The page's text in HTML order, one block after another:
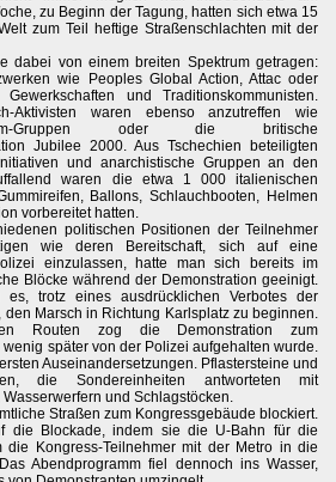
zu Beginn der Tagung, hatten sich etwa 15
zum Teil heftige Straßenschlachten mit der
dabei von einem breiten Spektrum getragen:
wie Peoples Global Action, Attac oder
und Traditionskommunisten.
Aktivisten waren ebenso anzutreffen wie
Gruppen oder die britische
Jubilee 2000. Aus Tschechien beteiligten
und anarchistische Gruppen an den
waren die etwa 1 000 italienischen
Ballons, Schlauchbooten, Helmen
vorbereitet hatten.
politischen Positionen der Teilnehmer
wie deren Bereitschaft, sich auf eine
einzulassen, hatte man sich bereits im
Blöcke während der Demonstration geeinigt.
trotz eines ausdrücklichen Verbotes der
Marsch in Richtung Karlsplatz zu beginnen.
Routen zog die Demonstration zum
wenig später von der Polizei aufgehalten wurde.
Auseinandersetzungen. Pflastersteine und
die Sondereinheiten antworteten mit
und Schlagstöcken.
Straßen zum Kongressgebäude blockiert.
die Blockade, indem sie die U-Bahn für die
die Kongress-Teilnehmer mit der Metro in die
Abendprogramm fiel dennoch ins Wasser,